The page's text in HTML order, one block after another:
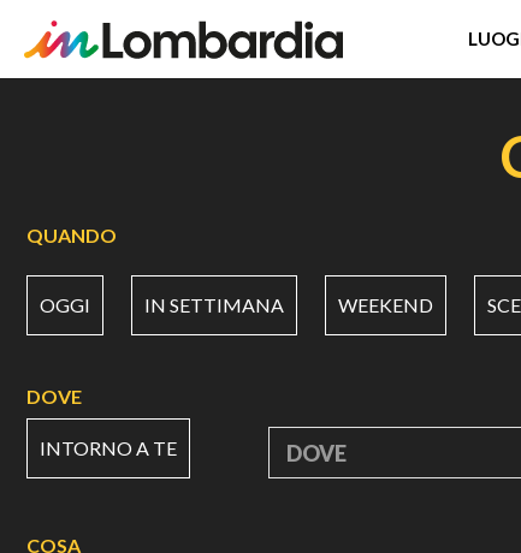
QUANDO
OGGI IN SETTIMANA WEEKEND
DOVE
INTORNO A TE DOVE
COSA